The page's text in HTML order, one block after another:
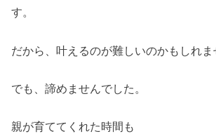
す。
だから、叶えるのが難しいのかもしれま
でも、諦めませんでした。
親が育ててくれた時間も